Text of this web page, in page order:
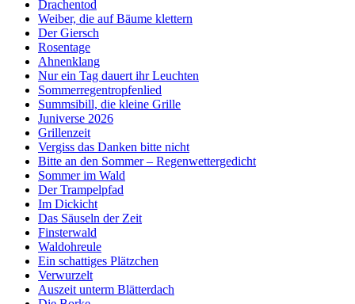
Drachentod
Weiber, die auf Bäume klettern
Der Giersch
Rosentage
Ahnenklang
Nur ein Tag dauert ihr Leuchten
Sommerregentropfenlied
Summsibill, die kleine Grille
Juniverse 2026
Grillenzeit
Vergiss das Danken bitte nicht
Bitte an den Sommer – Regenwettergedicht
Sommer im Wald
Der Trampelpfad
Im Dickicht
Das Säuseln der Zeit
Finsterwald
Waldohreule
Ein schattiges Plätzchen
Verwurzelt
Auszeit unterm Blätterdach